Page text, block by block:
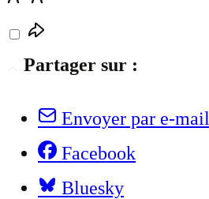
Partager sur :
Envoyer par e-mail
Facebook
Bluesky